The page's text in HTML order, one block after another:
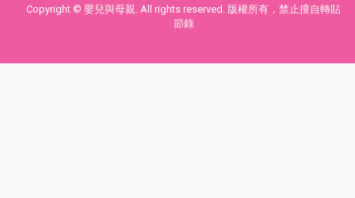
Copyright © 嬰兒與母親. All rights reserved. 版權所有，禁止擅自轉貼
節錄